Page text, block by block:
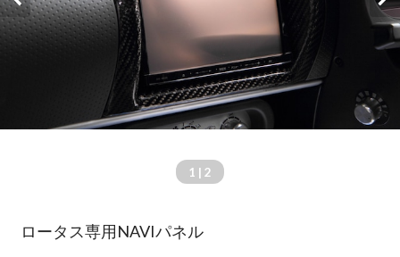
1 | 2
ロータス専用NAVIパネル